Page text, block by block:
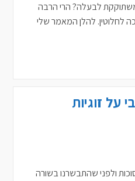
לבעלה? הרי הרבה
לחלוטין. להלן המאמר שלי
על זוגיות
ולפני שהתבשרנו בשורה